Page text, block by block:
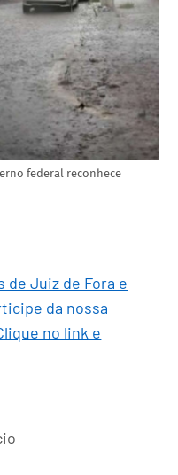
federal reconhece
de Juiz de Fora e
da nossa
no link e